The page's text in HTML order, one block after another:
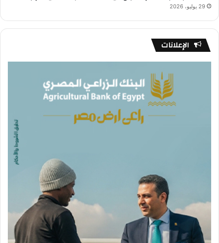
29 يوليو، 2026
الإعلانات